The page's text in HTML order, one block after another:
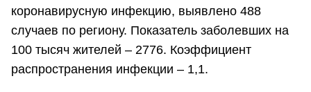
коронавирусную инфекцию, выявлено 488
случаев по региону. Показатель заболевших на
100 тысяч жителей – 2776. Коэффициент
распространения инфекции – 1,1.